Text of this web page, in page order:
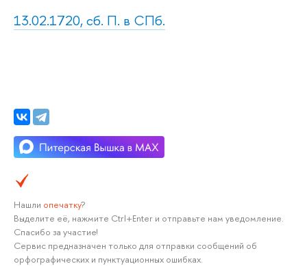
13.02.1720, сб. П. в СПб.
Нашли опечатку?
Выделите её, нажмите Ctrl+Enter и отправьте нам уведомление.
Спасибо за участие!
Сервис предназначен только для отправки сообщений об
орфографических и пунктуационных ошибках.